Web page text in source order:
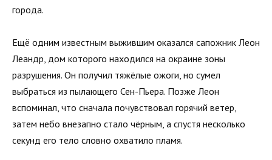
города.
Ещё одним известным выжившим оказался сапожник Леон
Леандр, дом которого находился на окраине зоны
разрушения. Он получил тяжёлые ожоги, но сумел
выбраться из пылающего Сен-Пьера. Позже Леон
вспоминал, что сначала почувствовал горячий ветер,
затем небо внезапно стало чёрным, а спустя несколько
секунд его тело словно охватило пламя.